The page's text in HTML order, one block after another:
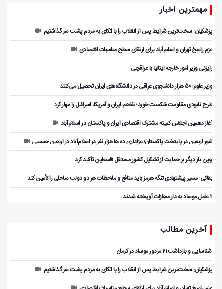
مهمترین اخبار
پزشکیان: سخت‌ترین شرایط پس از انقلاب را با اتکای به مردم پشت سر گذاشتیم
عزم راسخ تهران و اسلام‌آباد برای ارتقای سطح مناسبات اقتصادی
رایزنی وزیر امور خارجه ایتالیا با عراقچی
وزیر علوم: ۵۰ هزار دانشجوی عراقی در دانشگاه‌های ایران تحصیل می‌کنند
طرح نابودی مقاومت شکست خورد؛ تفاهم ایران و آمریکا، اسرائیل را مهار کرد
آغاز دهمین اجلاس کمیته مشترک اقتصادی ایران و پاکستان در اسلام‌آباد
شور اربعین در پایتخت پاکستان؛ عزاداری ده ها هزار نفر در اسلام‌آباد در اربعین حسینی
چین بار دیگر بر حمایت از تشکیل کشور مستقل فلسطین تأکید کرد
بقائی: مسیر پیشنهادی تنگه هرمز باید منافع و ملاحظات هر دو دولت ساحلی را تأمین کند
۲ عامل موساد به دار مجازات آویخته شدند
آخرین مطالب
️ شناسایی و بازداشت ۲۱ مزدور موساد در کرمان
پزشکیان: سخت‌ترین شرایط پس از انقلاب را با اتکای به مردم پشت سر گذاشتیم